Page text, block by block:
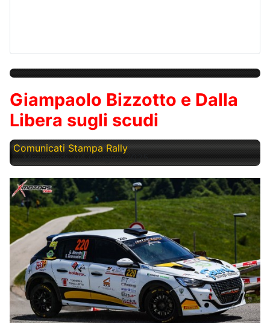
Giampaolo Bizzotto e Dalla
Libera sugli scudi
Comunicati Stampa Rally
Mercoledì, 04 Giugno 2025